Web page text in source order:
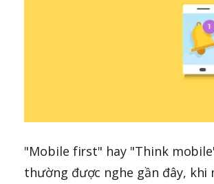
"Mobile first" hay "Think
thường được nghe gần đây,